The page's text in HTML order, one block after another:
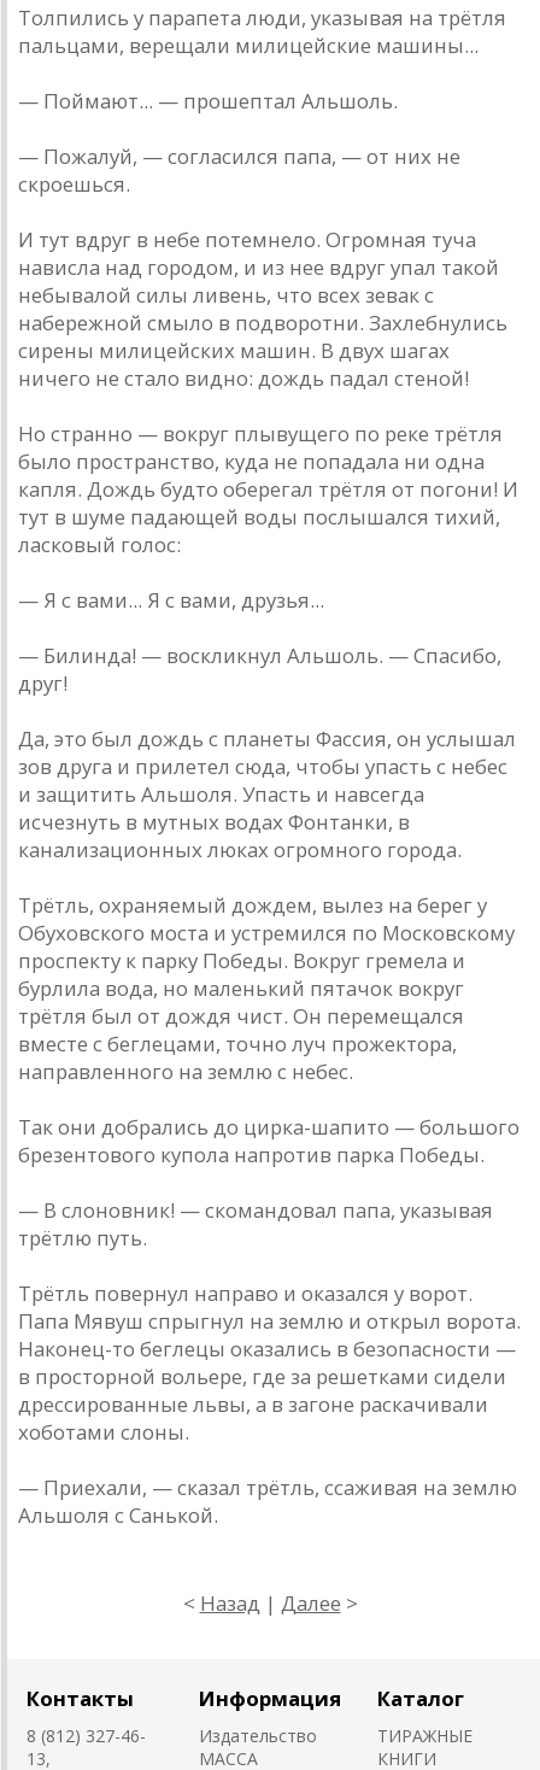
Толпились у парапета люди, указывая на трётля
пальцами, верещали милицейские машины...
— Поймают... — прошептал Альшоль.
— Пожалуй, — согласился папа, — от них не
скроешься.
И тут вдруг в небе потемнело. Огромная туча
нависла над городом, и из нее вдруг упал такой
небывалой силы ливень, что всех зевак с
набережной смыло в подворотни. Захлебнулись
сирены милицейских машин. В двух шагах
ничего не стало видно: дождь падал стеной!
Но странно — вокруг плывущего по реке трётля
было пространство, куда не попадала ни одна
капля. Дождь будто оберегал трётля от погони! И
тут в шуме падающей воды послышался тихий,
ласковый голос:
— Я с вами... Я с вами, друзья...
— Билинда! — воскликнул Альшоль. — Спасибо,
друг!
Да, это был дождь с планеты Фассия, он услышал
зов друга и прилетел сюда, чтобы упасть с небес
и защитить Альшоля. Упасть и навсегда
исчезнуть в мутных водах Фонтанки, в
канализационных люках огромного города.
Трётль, охраняемый дождем, вылез на берег у
Обуховского моста и устремился по Московскому
проспекту к парку Победы. Вокруг гремела и
бурлила вода, но маленький пятачок вокруг
трётля был от дождя чист. Он перемещался
вместе с беглецами, точно луч прожектора,
направленного на землю с небес.
Так они добрались до цирка-шапито — большого
брезентового купола напротив парка Победы.
— В слоновник! — скомандовал папа, указывая
трётлю путь.
Трётль повернул направо и оказался у ворот.
Папа Мявуш спрыгнул на землю и открыл ворота.
Наконец-то беглецы оказались в безопасности —
в просторной вольере, где за решетками сидели
дрессированные львы, а в загоне раскачивали
хоботами слоны.
— Приехали, — сказал трётль, ссаживая на землю
Альшоля с Санькой.
< Назад | Далее >
Контакты
8 (812) 327-46-
13,
Информация
Издательство
MACCA
Каталог
ТИРАЖНЫЕ
КНИГИ